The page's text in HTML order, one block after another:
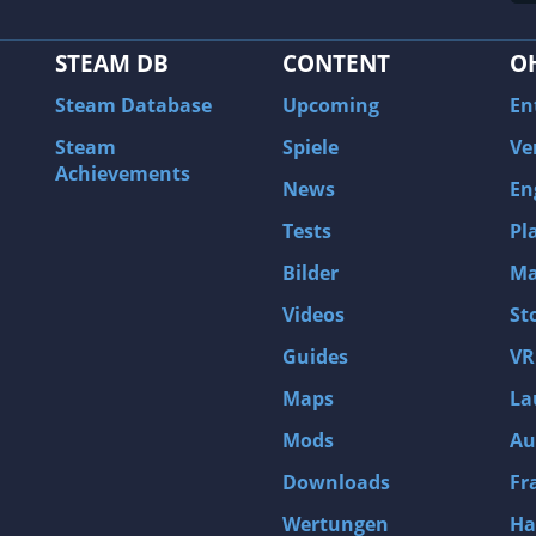
STEAM DB
Steam Database
Steam
Achievements
CONTENT
Upcoming
Spiele
News
Tests
Bilder
Videos
Guides
Maps
Mods
Downloads
Wertungen
VR